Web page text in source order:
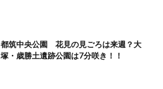
都筑中央公園 花見の見ごろは来週？大
塚・歳勝土遺跡公園は7分咲き！！